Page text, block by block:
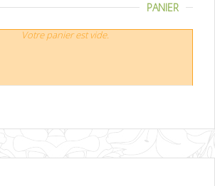
PANIER
Votre panier est vide.